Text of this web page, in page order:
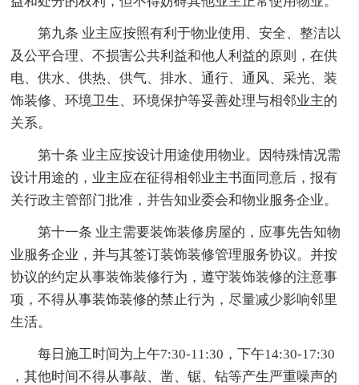
第九条 业主应按照有利于物业使用、安全、整洁以
及公平合理、不损害公共利益和他人利益的原则，在供
电、供水、供热、供气、排水、通行、通风、采光、装
饰装修、环境卫生、环境保护等妥善处理与相邻业主的
关系。
第十条 业主应按设计用途使用物业。因特殊情况需
设计用途的，业主应在征得相邻业主书面同意后，报有
关行政主管部门批准，并告知业委会和物业服务企业。
第十一条 业主需要装饰装修房屋的，应事先告知物
业服务企业，并与其签订装饰装修管理服务协议。并按
协议的约定从事装饰装修行为，遵守装饰装修的注意事
项，不得从事装饰装修的禁止行为，尽量减少影响邻里
生活。
每日施工时间为上午7:30-11:30，下午14:30-17:30
，其他时间不得从事敲、凿、锯、钻等产生严重噪声的